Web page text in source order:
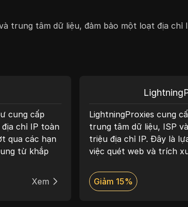
trung tâm dữ liệu, đảm bảo một loạt địa
cao cấp — khu
ISP và di động —
sự riêng tư trực
mở rộng. Các
xã hội, nghiên
mang lại giá
Xem
Với phạm vi hoạt
trên hơn 190 khu
IP đã được xác
thành công vượt
thông tin thị
bảng điều khiển
Giảm 30%